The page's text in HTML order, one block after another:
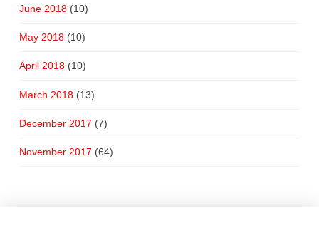
June 2018(10)
May 2018(10)
April 2018(10)
March 2018(13)
December 2017 (7)
November 2017 (64)